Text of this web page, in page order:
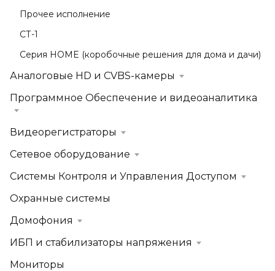
Прочее исполнение
СТ-1
Серия HOME (коробочные решения для дома и дачи)
Аналоговые HD и CVBS-камеры
Программное Обеспечение и видеоаналитика
Видеорегистраторы
Сетевое оборудование
Системы Контроля и Управления Доступом
Охранные системы
Домофония
ИБП и стабилизаторы напряжения
Мониторы